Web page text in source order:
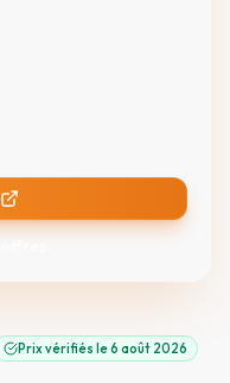
Prix vérifiés le6 août 2026